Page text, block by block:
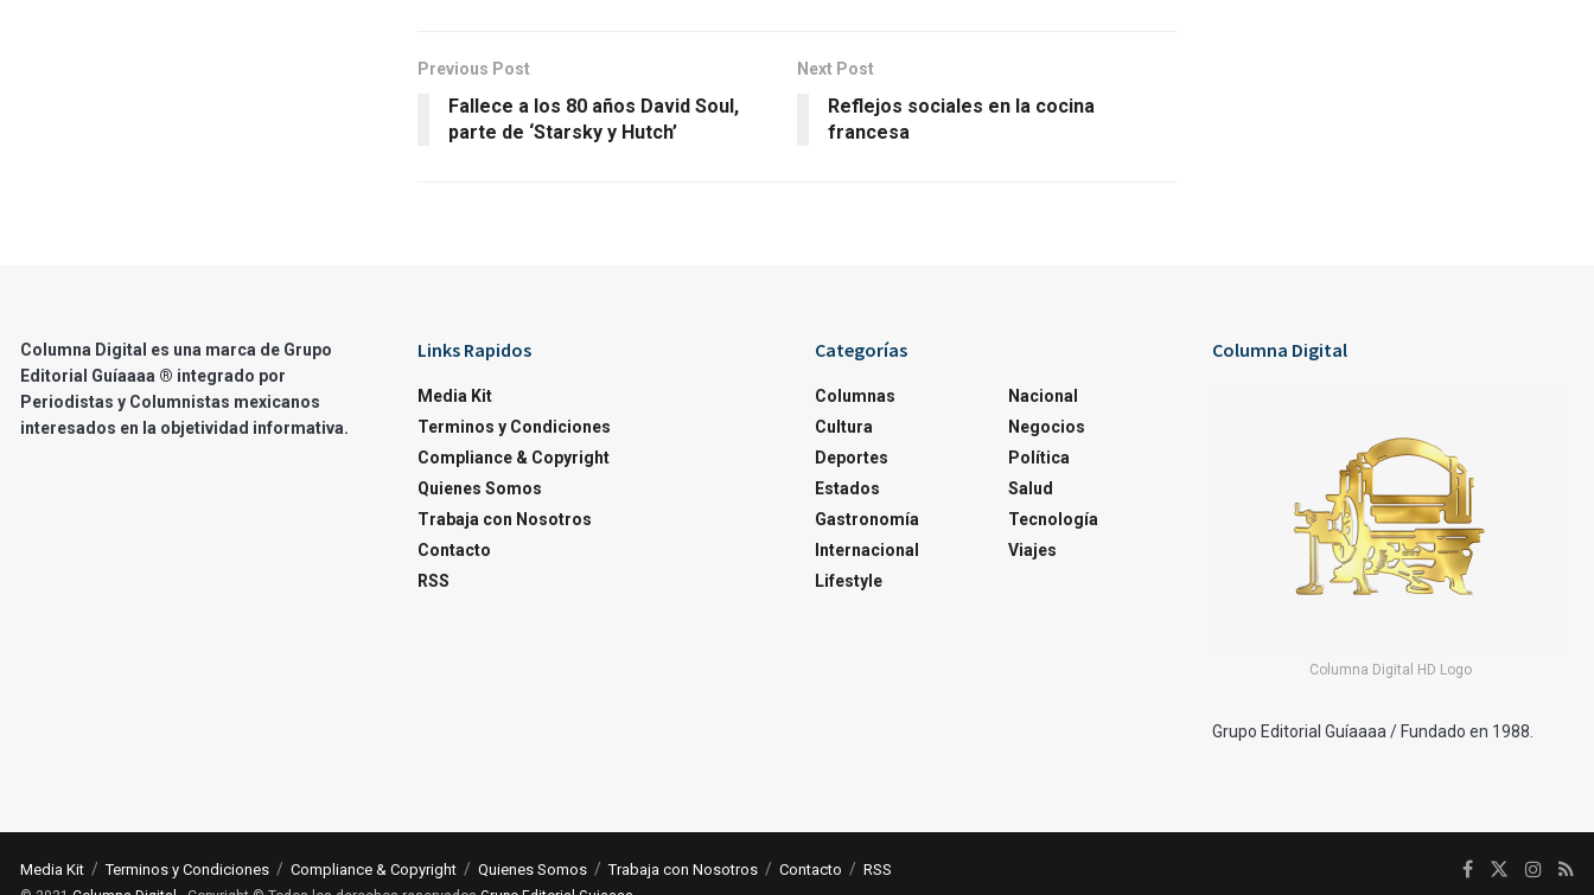
Previous Post
Fallece a los 80 años David Soul,
parte de ‘Starsky y Hutch’
Next Post
Reflejos sociales en la cocina
francesa
Columna Digital es una marca de Grupo
Editorial Guíaaaa ® integrado por
Periodistas y Columnistas mexicanos
interesados en la objetividad informativa.
Links Rapidos
Media Kit
Terminos y Condiciones
Compliance & Copyright
Quienes Somos
Trabaja con Nosotros
Contacto
RSS
Categorías
Columnas
Cultura
Deportes
Estados
Gastronomía
Internacional
Lifestyle
Nacional
Negocios
Política
Salud
Tecnología
Viajes
Columna Digital
Columna Digital HD Logo
Grupo Editorial Guíaaaa / Fundado en 1988.
Media Kit Terminos y Condiciones Compliance & Copyright Quienes Somos Trabaja con Nosotros Contacto RSS